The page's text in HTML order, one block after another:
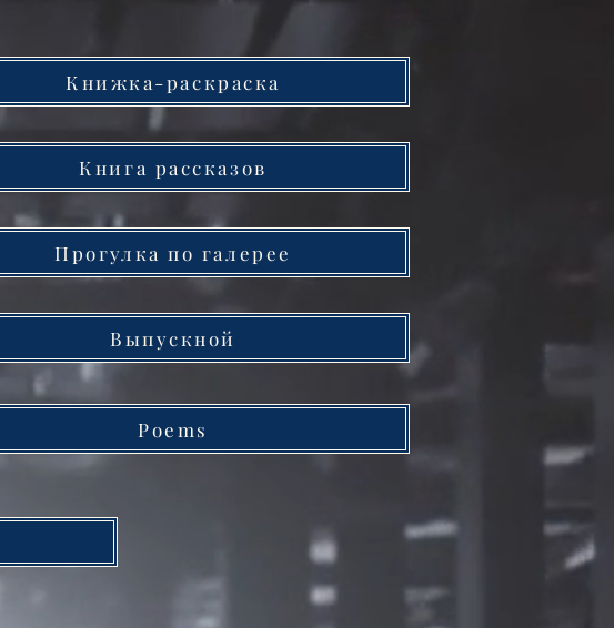
Книжка-раскраска
Книга рассказов
Прогулка по галерее
Выпускной
Poems